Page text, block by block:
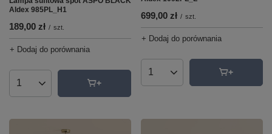
Aldex 985PL_H1
189,00 zł / szt.
+ Dodaj do porównania
Ilość produktów
699,00 zł / szt.
+ Dodaj do porównania
Ilość produktów